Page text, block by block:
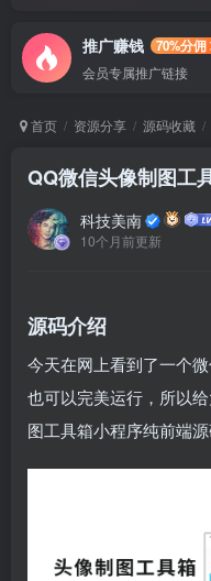
软件
推广赚钱
70%分佣
会员专属推广链接
首页 资源分享 源码收藏
QQ微信头像制图工
科技美南
10个月前更新
源码介绍
今天在网上看到了一个
也可以完美运行，所以
图工具箱小程序纯前端源